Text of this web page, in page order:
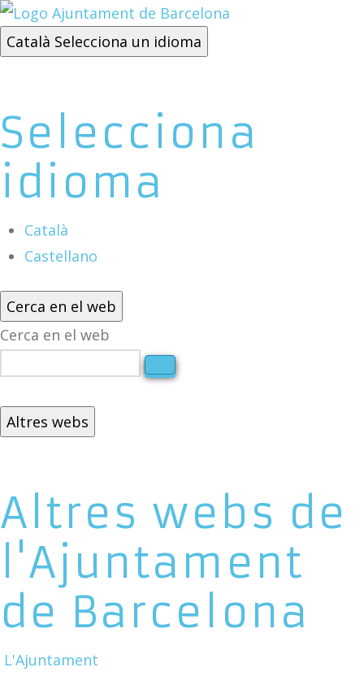
Català Selecciona un idioma
Selecciona
idioma
Català
Castellano
Cerca en el web
Cerca en el web
Altres webs
Altres webs de
l'Ajuntament
de Barcelona
L'Ajuntament